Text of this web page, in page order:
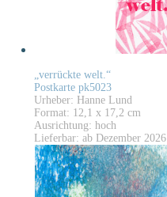
„verrückte welt.“
Postkarte pk5023
Urheber: Hanne Lund
Format: 12,1 x 17,2 cm
Ausrichtung: hoch
Lieferbar: ab Dezember 2026